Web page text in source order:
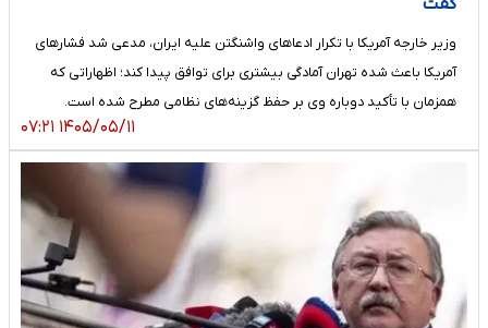
وزیر خارجه آمریکا با تکرار ادعاهای واشنگتن علیه ایران، مدعی شد فشارهای
آمریکا باعث شده تهران آمادگی بیشتری برای توافق پیدا کند؛ اظهاراتی که
همزمان با تأکید دوباره وی بر حفظ گزینه‌های نظامی مطرح شده است.
۱۴۰۵/۰۵/۱۱ ۰۷:۲۱